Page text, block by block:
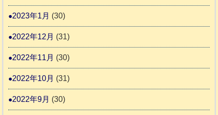
2023年1月 (30)
2022年12月 (31)
2022年11月 (30)
2022年10月 (31)
2022年9月 (30)